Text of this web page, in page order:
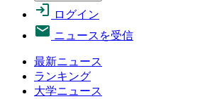
ログイン
ニュースを受信
最新ニュース
ランキング
大学ニュース